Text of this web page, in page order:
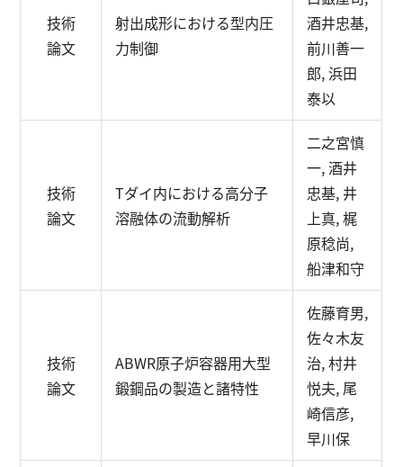
技術
論文
射出成形における型内圧
力制御
酒井忠基,
前川善一
郎, 浜田
泰以
技術
論文
Tダイ内における高分子
溶融体の流動解析
二之宮慎
一, 酒井
忠基, 井
上真, 梶
原稔尚,
船津和守
技術
論文
ABWR原子炉容器用大型
鍛鋼品の製造と諸特性
佐藤育男,
佐々木友
治, 村井
悦夫, 尾
崎信彦,
早川保